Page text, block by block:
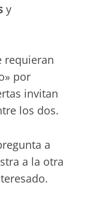
y
requieran
por
invitan
los dos.
a
a la otra